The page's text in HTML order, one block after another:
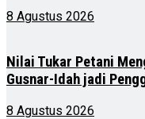
8 Agustus 2026
Nilai Tukar Petani
Gusnar-Idah jadi
8 Agustus 2026